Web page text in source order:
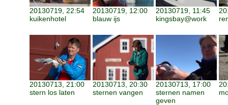
20130719, 22:54
kuikenhotel
20130719, 12:00
blauw ijs
20130719, 11:45
kingsbay@work
20130713, 21:00
stern los laten
20130713, 20:30
sternen vangen
20130713, 17:00
sternen namen
geven